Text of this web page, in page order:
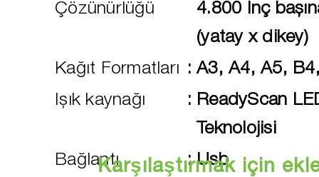
Çözünürlüğü
4.800 İnç
(yatay x dikey)
Kağıt Formatları : A3, A4, A5,
Işık kaynağı
: ReadyScan
Teknolojisi
Bağlantı
: Usb
Karşılaştırmak için